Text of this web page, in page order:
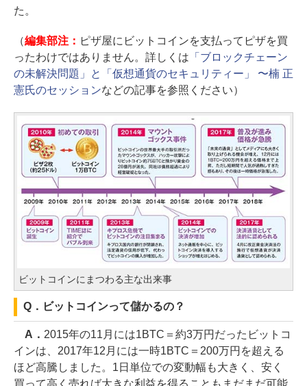
た。
（編集部注： ピザ屋にビットコインを支払ってピザを買
ったわけではありません。詳しくは 「ブロックチェーン
の未解決問題」と「仮想通貨のセキュリティー」 〜楠 正
憲氏のセッションなどの記事を参照ください）
ビットコインにまつわる主な出来事
Q．ビットコインって儲かるの？
A． 2015年の11月には1BTC＝約3万円だったビットコ
インは、2017年12月には一時1BTC＝200万円を超える
ほど高騰しました。1日単位での変動幅も大きく、安く